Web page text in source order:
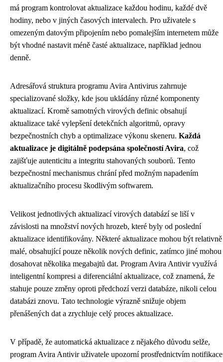
má program kontrolovat aktualizace každou hodinu, každé dvě
hodiny, nebo v jiných časových intervalech. Pro uživatele s
omezeným datovým připojením nebo pomalejším internetem může
být vhodné nastavit méně časté aktualizace, například jednou
denně.
Adresářová struktura programu Avira Antivirus zahrnuje
specializované složky, kde jsou ukládány různé komponenty
aktualizací. Kromě samotných virových definic obsahují
aktualizace také vylepšení detekčních algoritmů, opravy
bezpečnostních chyb a optimalizace výkonu skeneru. Každá
aktualizace je digitálně podepsána společností Avira, což
zajišťuje autenticitu a integritu stahovaných souborů. Tento
bezpečnostní mechanismus chrání před možným napadením
aktualizačního procesu škodlivým softwarem.
Velikost jednotlivých aktualizací virových databází se liší v
závislosti na množství nových hrozeb, které byly od poslední
aktualizace identifikovány. Některé aktualizace mohou být relativně
malé, obsahující pouze několik nových definic, zatímco jiné mohou
dosahovat několika megabajtů dat. Program Avira Antivir využívá
inteligentní kompresi a diferenciální aktualizace, což znamená, že
stahuje pouze změny oproti předchozí verzi databáze, nikoli celou
databázi znovu. Tato technologie výrazně snižuje objem
přenášených dat a zrychluje celý proces aktualizace.
V případě, že automatická aktualizace z nějakého důvodu selže,
program Avira Antivir uživatele upozorní prostřednictvím notifikace